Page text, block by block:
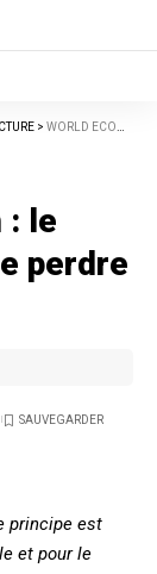
> WORLD ECONOMIC FORUM : LE MONDE EST-IL EN TRAIN DE PERDRE FOI EN LA DÉMOCRATIE ?
: le
perdre
principe est
et pour le